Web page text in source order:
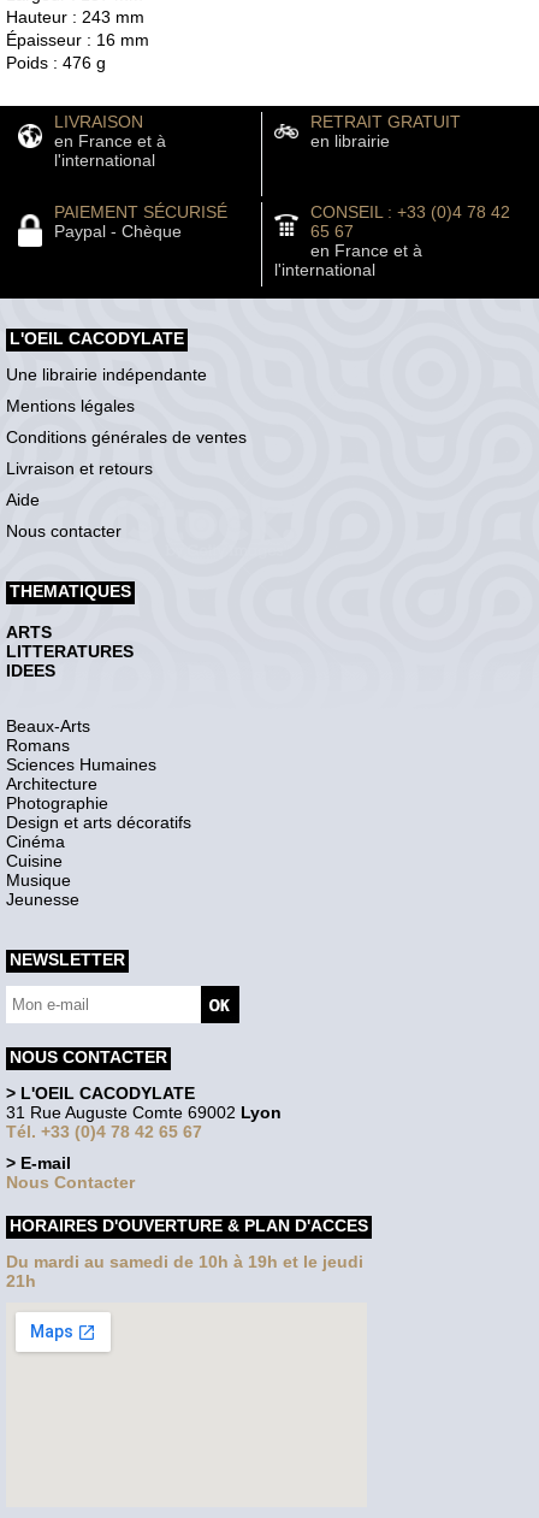
Hauteur : 243 mm
Épaisseur : 16 mm
Poids : 476 g
LIVRAISON
en France et à
l'international
RETRAIT GRATUIT
en librairie
PAIEMENT SÉCURISÉ
Paypal - Chèque
CONSEIL : +33 (0)4 78 42
65 67
en France et à
l'international
L'OEIL CACODYLATE
Une librairie indépendante
Mentions légales
Conditions générales de ventes
Livraison et retours
Aide
Nous contacter
THEMATIQUES
ARTS
LITTERATURES
IDEES
Beaux-Arts
Romans
Sciences Humaines
Architecture
Photographie
Design et arts décoratifs
Cinéma
Cuisine
Musique
Jeunesse
NEWSLETTER
NOUS CONTACTER
> L'OEIL CACODYLATE
31 Rue Auguste Comte 69002 Lyon
Tél. +33 (0)4 78 42 65 67
> E-mail
Nous Contacter
HORAIRES D'OUVERTURE & PLAN D'ACCES
Du mardi au samedi de 10h à 19h et le jeudi
21h